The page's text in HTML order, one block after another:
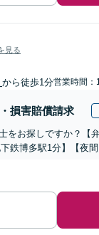
見る
から徒歩1分営業時間：
損害賠償請求
をお探しですか？【
鉄博多駅1分】【夜